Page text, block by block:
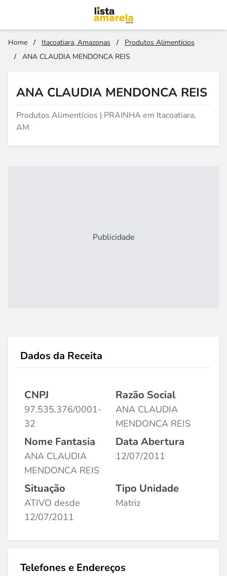
Home / Itacoatiara, Amazonas /
Produtos Alimentícios
/
ANA CLAUDIA MENDONCA REIS
ANA CLAUDIA MENDONCA REIS
Produtos Alimentícios | PRAINHA em Itacoatiara,
AM
Publicidade
Dados da Receita
CNPJ
97.535.376/0001-
32
Razão Social
ANA CLAUDIA
MENDONCA REIS
Nome Fantasia
ANA CLAUDIA
MENDONCA REIS
Data Abertura
12/07/2011
Situação
ATIVO desde
12/07/2011
Tipo Unidade
Matriz
Telefones e Endereços